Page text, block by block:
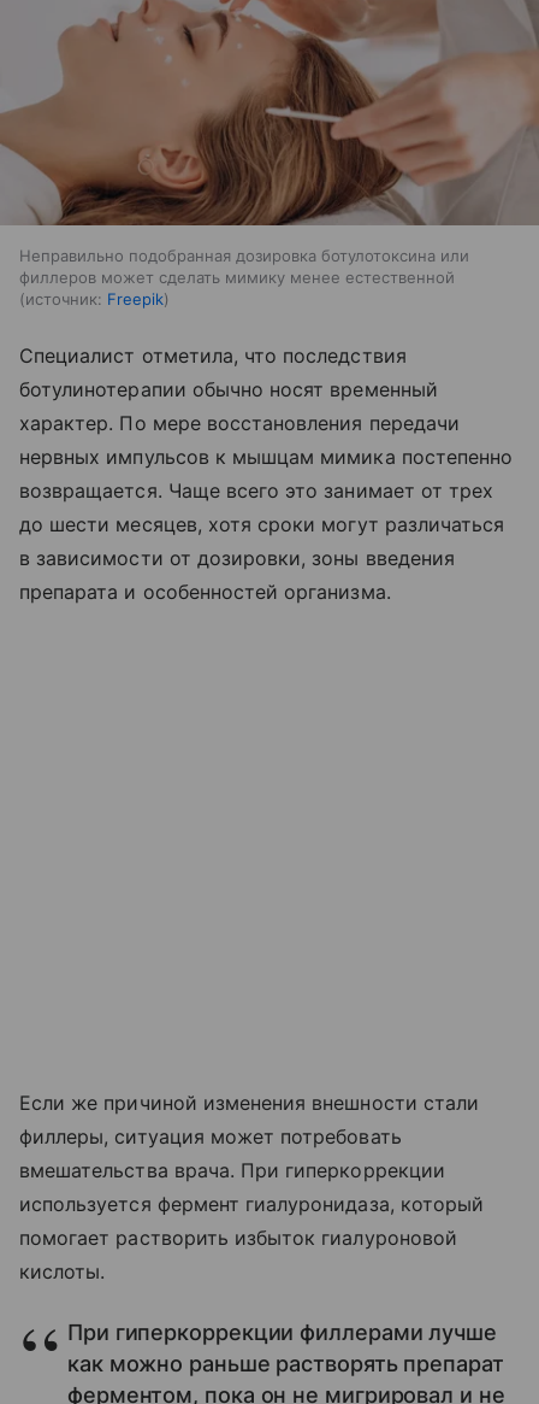
Неправильно подобранная дозировка ботулотоксина или
филлеров может сделать мимику менее естественной
источник: Freepik
Специалист отметила, что последствия
ботулинотерапии обычно носят временный
характер. По мере восстановления передачи
нервных импульсов к мышцам мимика постепенно
возвращается. Чаще всего это занимает от трех
до шести месяцев, хотя сроки могут различаться
в зависимости от дозировки, зоны введения
препарата и особенностей организма.
Если же причиной изменения внешности стали
филлеры, ситуация может потребовать
вмешательства врача. При гиперкоррекции
используется фермент гиалуронидаза, который
помогает растворить избыток гиалуроновой
кислоты.
При гиперкоррекции филлерами лучше
как можно раньше растворять препарат
ферментом, пока он не мигрировал и не